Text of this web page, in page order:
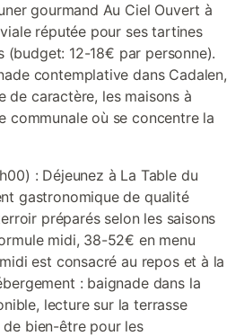
gourmand Au Ciel Ouvert à
réputée pour ses tartines
(budget: 12-18€ par personne).
contemplative dans Cadalen,
de caractère, les maisons à
communale où se concentre la
: Déjeunez à La Table du
gastronomique de qualité
préparés selon les saisons
midi, 38-52€ en menu
est consacré au repos et à la
: baignade dans la
lecture sur la terrasse
bien-être pour les